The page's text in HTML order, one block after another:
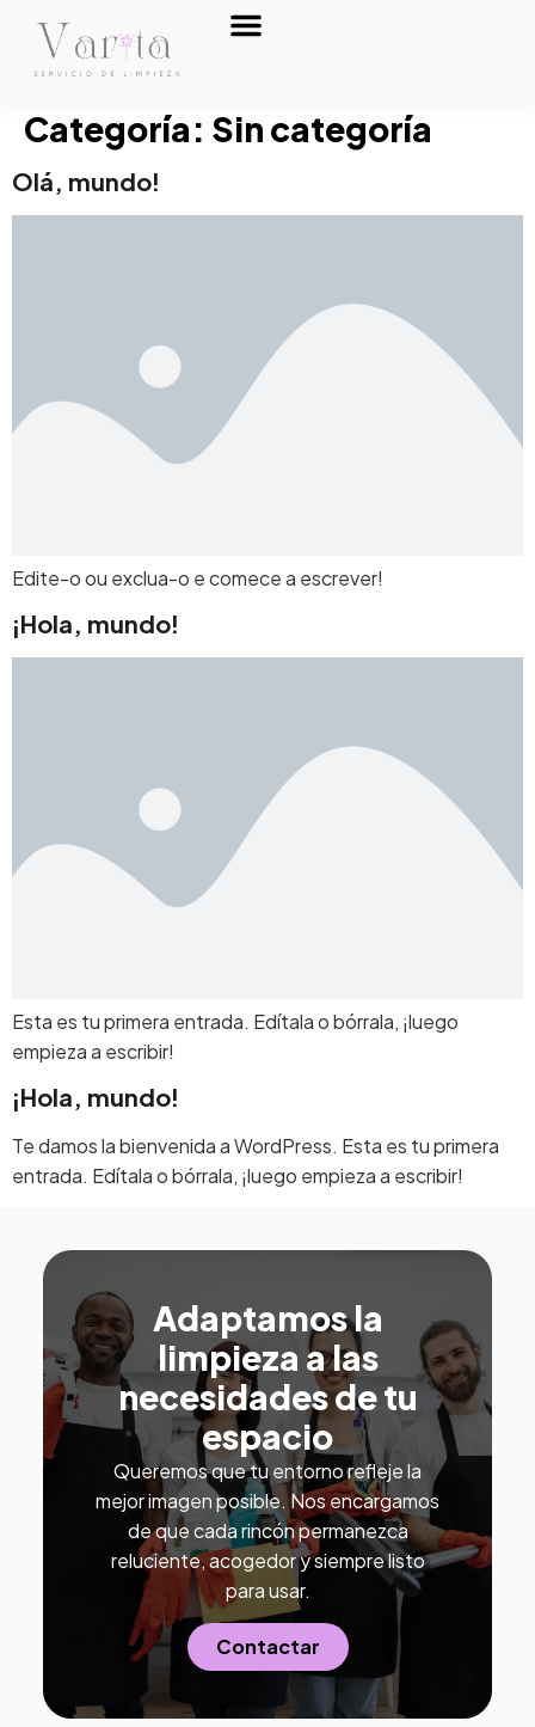
Categoría: Sin categoría
Olá, mundo!
Edite-o ou exclua-o e comece a escrever!
¡Hola, mundo!
Esta es tu primera entrada. Edítala o bórrala, ¡luego
empieza a escribir!
¡Hola, mundo!
Te damos la bienvenida a WordPress. Esta es tu primera
entrada. Edítala o bórrala, ¡luego empieza a escribir!
Adaptamos la
limpieza a las
necesidades de tu
espacio
Queremos que tu entorno refleje la
mejor imagen posible. Nos encargamos
de que cada rincón permanezca
reluciente, acogedor y siempre listo
para usar.
Contactar